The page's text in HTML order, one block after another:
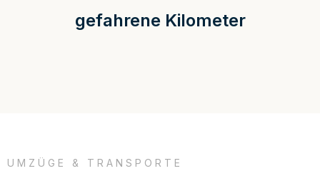
gefahrene Kilometer
UMZÜGE & TRANSPORTE